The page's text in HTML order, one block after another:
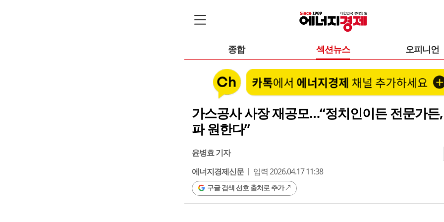
종합 섹션뉴스 오피니언
가스공사 사장 재공모…“정치인이든 전문가든
파 원한다”
윤병효 기자
에너지경제신문
입력 2026.04.17 11:38
구글 검색 선호 출처로 추가